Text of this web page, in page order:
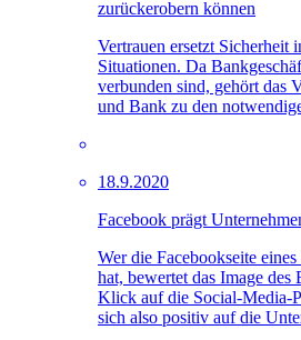
zurückerobern können
Vertrauen ersetzt Sicherheit
Situationen. Da
verbunden sind, gehört das
und Bank zu den
18.9.2020
Facebook prägt
Wer die Facebookseite
hat, bewertet das Image des
Klick auf die Social-Media-
sich also positiv auf die